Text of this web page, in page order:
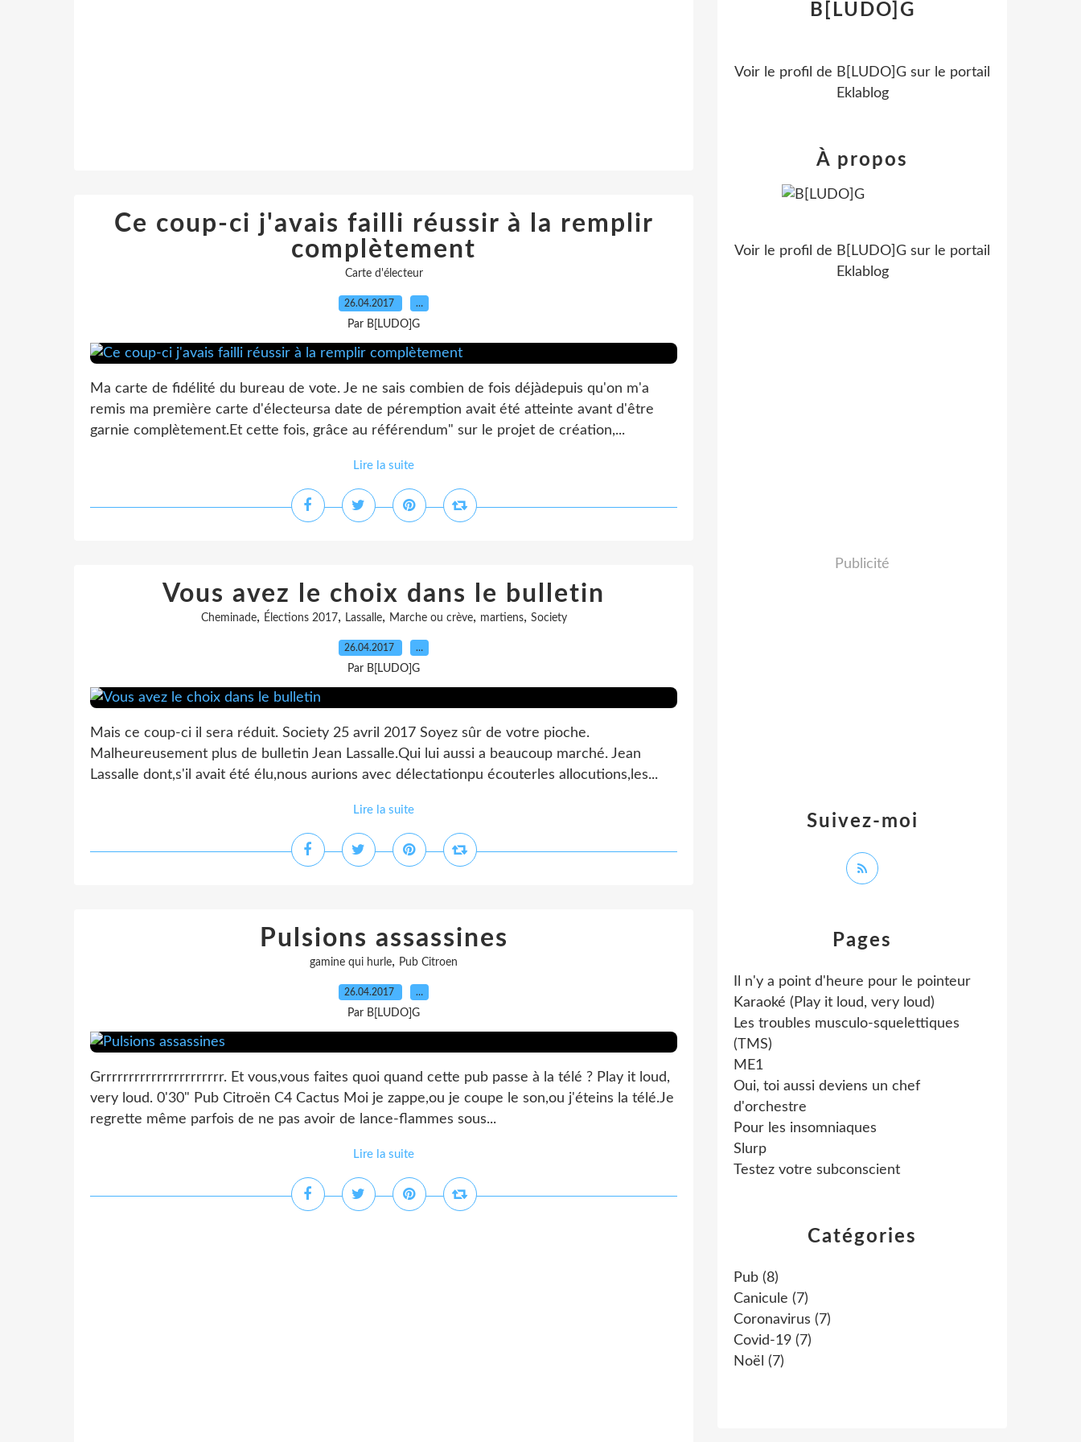
Ce coup-ci j'avais failli réussir à la remplir
complètement
Carte d'électeur
26.04.2017 …
Par B[LUDO]G
Ma carte de fidélité du bureau de vote. Je ne sais combien de fois déjàdepuis qu'on m'a
remis ma première carte d'électeursa date de péremption avait été atteinte avant d'être
garnie complètement.Et cette fois, grâce au référendum" sur le projet de création,...
Lire la suite
Vous avez le choix dans le bulletin
Cheminade, Élections 2017, Lassalle, Marche ou crève, martiens, Society
26.04.2017 …
Par B[LUDO]G
Mais ce coup-ci il sera réduit. Society 25 avril 2017 Soyez sûr de votre pioche.
Malheureusement plus de bulletin Jean Lassalle.Qui lui aussi a beaucoup marché. Jean
Lassalle dont,s'il avait été élu,nous aurions avec délectationpu écouterles allocutions,les...
Lire la suite
Pulsions assassines
gamine qui hurle, Pub Citroen
26.04.2017 …
Par B[LUDO]G
Grrrrrrrrrrrrrrrrrrrrrr. Et vous,vous faites quoi quand cette pub passe à la télé ? Play it loud,
very loud. 0'30" Pub Citroën C4 Cactus Moi je zappe,ou je coupe le son,ou j'éteins la télé.Je
regrette même parfois de ne pas avoir de lance-flammes sous...
Lire la suite
Catégories
Pub (8)
Canicule (7)
Coronavirus (7)
Covid-19 (7)
Noël (7)
Pages
Il n'y a point d'heure pour le pointeur
Karaoké (Play it loud, very loud)
Les troubles musculo-squelettiques
(TMS)
ME1
Oui, toi aussi deviens un chef
d'orchestre
Pour les insomniaques
Slurp
Testez votre subconscient
B[LUDO]G
Voir le profil de B[LUDO]G sur le portail
Eklablog
Suivez-moi
À propos
Voir le profil de B[LUDO]G sur le portail
Eklablog
Publicité